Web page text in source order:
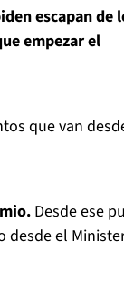
escapan de
empezar el
que van
Desde ese
desde el